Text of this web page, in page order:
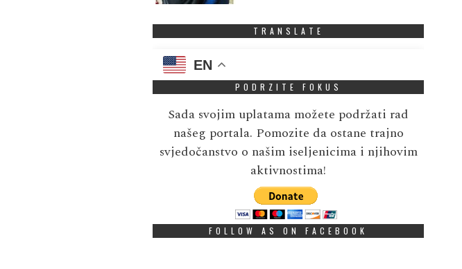
TRANSLATE
EN
PODRZITE FOKUS
Sada svojim uplatama možete podržati rad
našeg portala. Pomozite da ostane trajno
svjedočanstvo o našim iseljenicima i njihovim
aktivnostima!
FOLLOW AS ON FACEBOOK